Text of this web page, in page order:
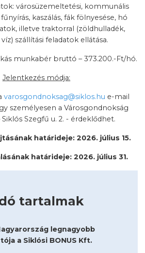
városüzemeltetési, kommunális
kaszálás, fák fölnyesése, hó
illetve traktorral (zöldhulladék,
szállítási feladatok ellátása.
munkabér bruttó – 373.200.-Ft/hó.
Jelentkezés módja:
varosgondnoksag@siklos.hu e-mail
személyesen a Városgondnokság
Siklós Szegfű u. 2. - érdeklődhet.
határideje: 2026. július 15.
határideje: 2026. július 31.
tartalmak
legnagyobb
a Siklósi BONUS Kft.